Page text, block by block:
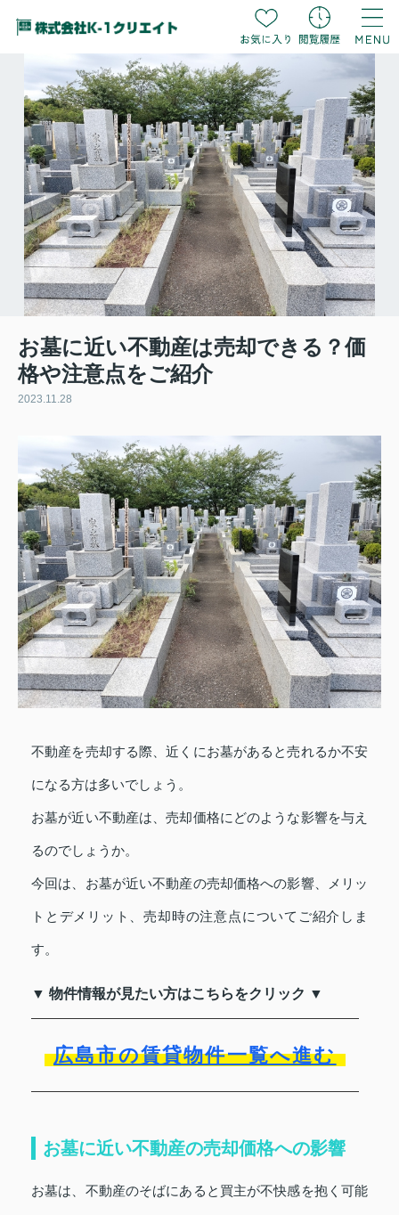
お墓に近い不動産は売却できる？価
格や注意点をご紹介
2023.11.28
不動産を売却する際、近くにお墓があると売れるか不安
になる方は多いでしょう。
お墓が近い不動産は、売却価格にどのような影響を与え
るのでしょうか。
今回は、お墓が近い不動産の売却価格への影響、メリッ
トとデメリット、売却時の注意点についてご紹介しま
す。
▼ 物件情報が見たい方はこちらをクリック ▼
広島市の賃貸物件一覧へ進む
お墓に近い不動産の売却価格への影響
お墓は、不動産のそばにあると買主が不快感を抱く可能